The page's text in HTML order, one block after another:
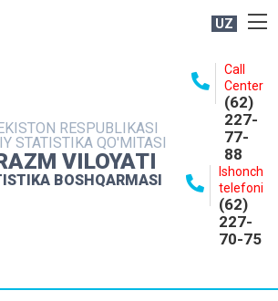
UZ
RESPUBLIKASI
STATISTIKA QO'MITASI
VILOYATI
BOSHQARMASI
Call
Center
(62)
227-
77-
88
Ishonch
telefoni
(62)
227-
70-75
NASHRLAR
XIZMATLAR
MATBUOT XIZMATI